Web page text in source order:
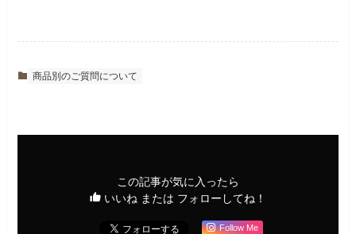
商品別のご質問について
この記事が気に入ったら
いいね または フォローしてね！
Follow Me